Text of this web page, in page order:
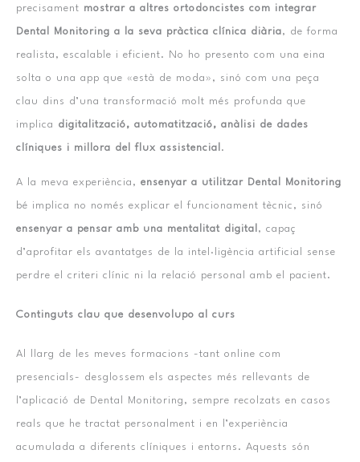
precisament mostrar a altres ortodoncistes com integrar
Dental Monitoring a la seva pràctica clínica diària, de forma
realista, escalable i eficient. No ho presento com una eina
solta o una app que «està de moda», sinó com una peça
clau dins d’una transformació molt més profunda que
implica digitalització, automatització, anàlisi de dades
clíniques i millora del flux assistencial .
A la meva experiència, ensenyar a utilitzar Dental Monitoring
bé implica no només explicar el funcionament tècnic, sinó
ensenyar a pensar amb una mentalitat digital , capaç
d’aprofitar els avantatges de la intel·ligència artificial sense
perdre el criteri clínic ni la relació personal amb el pacient.
Continguts clau que desenvolupo al curs
Al llarg de les meves formacions -tant online com
presencials- desglossem els aspectes més rellevants de
l’aplicació de Dental Monitoring, sempre recolzats en casos
reals que he tractat personalment i en l’experiència
acumulada a diferents clíniques i entorns. Aquests són